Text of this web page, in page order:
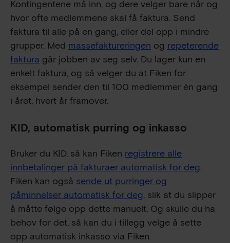
Kontingentene må inn, og dere velger bare når og
hvor ofte medlemmene skal få faktura. Send
faktura til alle på en gang, eller del opp i mindre
grupper. Med massefaktureringen og repeterende
faktura går jobben av seg selv. Du lager kun en
enkelt faktura, og så velger du at Fiken for
eksempel sender den til 100 medlemmer én gang
i året, hvert år framover.
KID, automatisk purring og inkasso
Bruker du KID, så kan Fiken registrere alle
innbetalinger på fakturaer automatisk for deg.
Fiken kan også sende ut purringer og
påminnelser automatisk for deg, slik at du slipper
å måtte følge opp dette manuelt. Og skulle du ha
behov for det, så kan du i tillegg velge å sette
opp automatisk inkasso via Fiken.